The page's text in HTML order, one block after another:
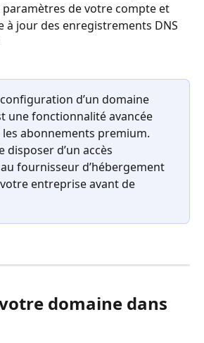
paramètres de votre compte et
à jour des enregistrements DNS
d’un domaine
une fonctionnalité avancée
abonnements premium.
disposer d’un accès
fournisseur d’hébergement
entreprise avant de
domaine dans